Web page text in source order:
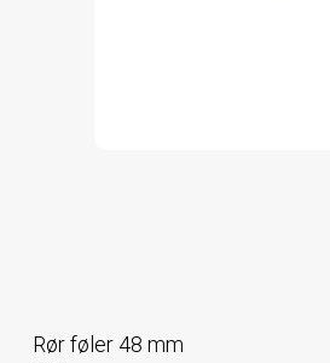
Rør føler 48 mm